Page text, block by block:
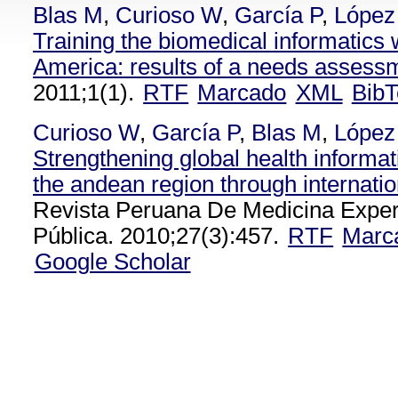
Blas M, Curioso W, García P,
Training the biomedical informatics
America: results of a needs
2011;1(1). RTF Marcado XML
Curioso W, García P, Blas M,
Strengthening global health
the andean region through
Revista Peruana De Medicina
Pública. 2010;27(3):457. RTF
Google Scholar